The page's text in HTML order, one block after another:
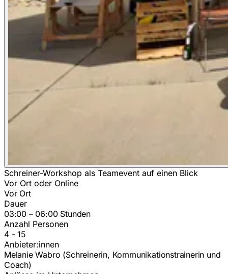
Schreiner-Workshop als Teamevent auf einen Blick
Vor Ort oder Online
Vor Ort
Dauer
03:00 – 06:00 Stunden
Anzahl Personen
4 - 15
Anbieter:innen
Melanie Wabro (Schreinerin, Kommunikationstrainerin und
Coach)